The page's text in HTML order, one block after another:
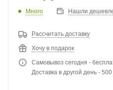
Много Нашли
Рассчитать доставку
Хочу в подарок
Самовывоз сегодня -
Доставка в другой день -